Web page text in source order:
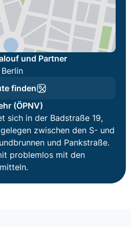
und Partner
finden
(ÖPNV)
sich in der Badstraße 19,
zwischen den S- und
und Pankstraße.
problemlos mit den